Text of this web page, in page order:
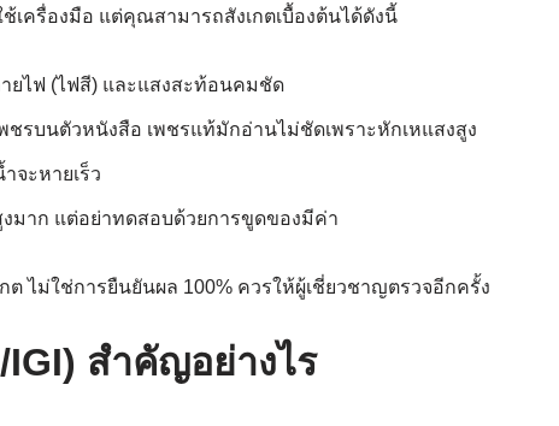
เครื่องมือ แต่คุณสามารถสังเกตเบื้องต้นได้ดังนี้
ยไฟ (ไฟสี) และแสงสะท้อนคมชัด
พชรบนตัวหนังสือ เพชรแท้มักอ่านไม่ชัดเพราะหักเหแสงสูง
จะหายเร็ว
มาก แต่อย่าทดสอบด้วยการขูดของมีค่า
ต ไม่ใช่การยืนยันผล 100% ควรให้ผู้เชี่ยวชาญตรวจอีกครั้ง
IGI) สำคัญอย่างไร